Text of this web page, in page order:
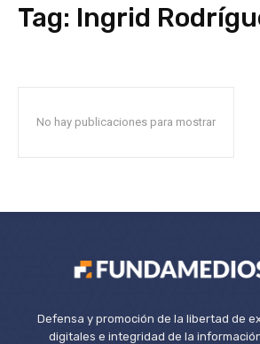
Tag: Ingrid
No hay publicaciones para mostrar
Defensa y promoción de la libertad de
digitales e integridad de la